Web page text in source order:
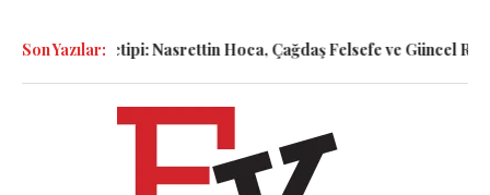
Son Yazılar:
Arketipi: Nasrettin Hoca, Çağdaş Felsefe ve Güncel Resim